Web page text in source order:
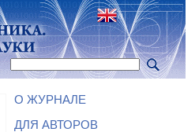
О ЖУРНАЛЕ
ДЛЯ АВТОРОВ